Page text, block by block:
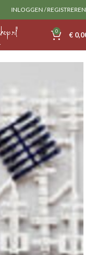
INLOGGEN / REGISTREREN
0 €